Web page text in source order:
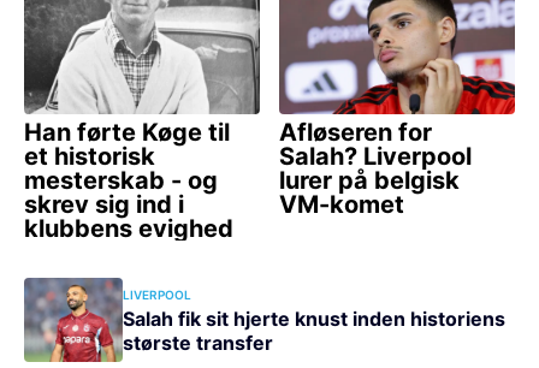
LIVERPOOL
Salah fik sit hjerte knust inden historiens
største transfer